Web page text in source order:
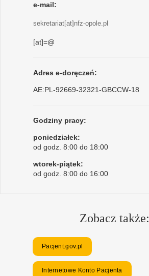
e-mail:
sekretariat[at]nfz-opole.pl
[at]=@
Adres e-doręczeń:
AE:PL-92669-32321-GBCCW-18
Godziny pracy:
poniedziałek:
od godz. 8:00 do 18:00
wtorek-piątek:
od godz. 8:00 do 16:00
Zobacz także:
Pacjent.gov.pl
Internetowe Konto Pacjenta